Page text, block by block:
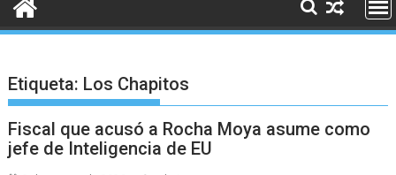
Etiqueta: Los Chapitos
Fiscal que acusó a Rocha Moya asume como
jefe de Inteligencia de EU